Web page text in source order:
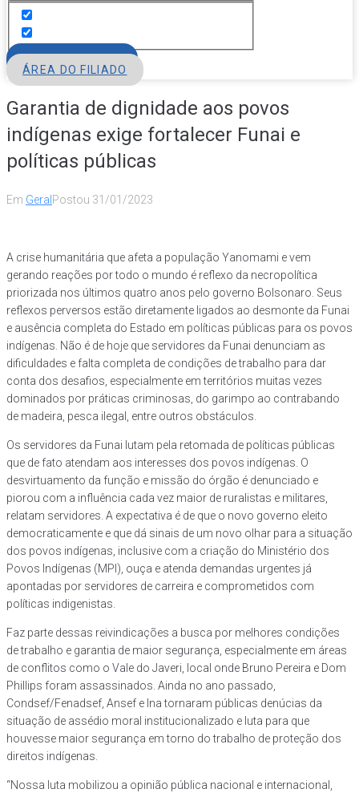
ÁREA DO FILIADO
Garantia de dignidade aos povos
indígenas exige fortalecer Funai e
políticas públicas
Em Geral Postou 31/01/2023
A crise humanitária que afeta a população Yanomami e vem
gerando reações por todo o mundo é reflexo da necropolítica
priorizada nos últimos quatro anos pelo governo Bolsonaro. Seus
reflexos perversos estão diretamente ligados ao desmonte da Funai
e ausência completa do Estado em políticas públicas para os povos
indígenas. Não é de hoje que servidores da Funai denunciam as
dificuldades e falta completa de condições de trabalho para dar
conta dos desafios, especialmente em territórios muitas vezes
dominados por práticas criminosas, do garimpo ao contrabando
de madeira, pesca ilegal, entre outros obstáculos.
Os servidores da Funai lutam pela retomada de políticas públicas
que de fato atendam aos interesses dos povos indígenas. O
desvirtuamento da função e missão do órgão é denunciado e
piorou com a influência cada vez maior de ruralistas e militares,
relatam servidores. A expectativa é de que o novo governo eleito
democraticamente e que dá sinais de um novo olhar para a situação
dos povos indígenas, inclusive com a criação do Ministério dos
Povos Indígenas (MPI), ouça e atenda demandas urgentes já
apontadas por servidores de carreira e comprometidos com
políticas indigenistas.
Faz parte dessas reivindicações a busca por melhores condições
de trabalho e garantia de maior segurança, especialmente em áreas
de conflitos como o Vale do Javeri, local onde Bruno Pereira e Dom
Phillips foram assassinados. Ainda no ano passado,
Condsef/Fenadsef, Ansef e Ina tornaram públicas denúcias da
situação de assédio moral institucionalizado e luta para que
houvesse maior segurança em torno do trabalho de proteção dos
direitos indígenas.
“Nossa luta mobilizou a opinião pública nacional e internacional,